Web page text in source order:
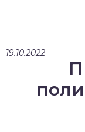
19.10.2022